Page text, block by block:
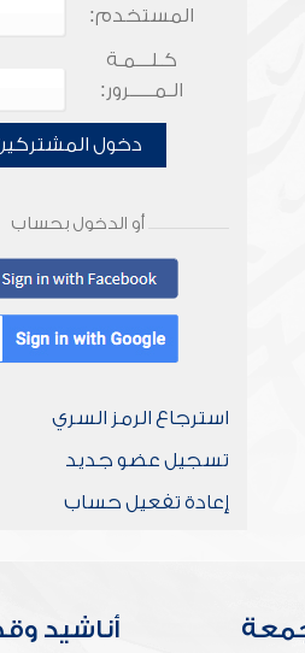
المستخدم:
كـلـــمـة
الـمـــــرور:
دخول
أو الدخول بحساب
استرجاع الرمز السري
تسجيل عضو جديد
إعادة تفعيل حساب
أناشيد